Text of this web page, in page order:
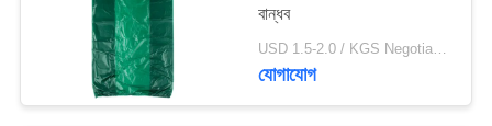
বান্ধব
USD 1.5-2.0 / KGS Negotiable MOQ:1000KGS
যোগাযোগ